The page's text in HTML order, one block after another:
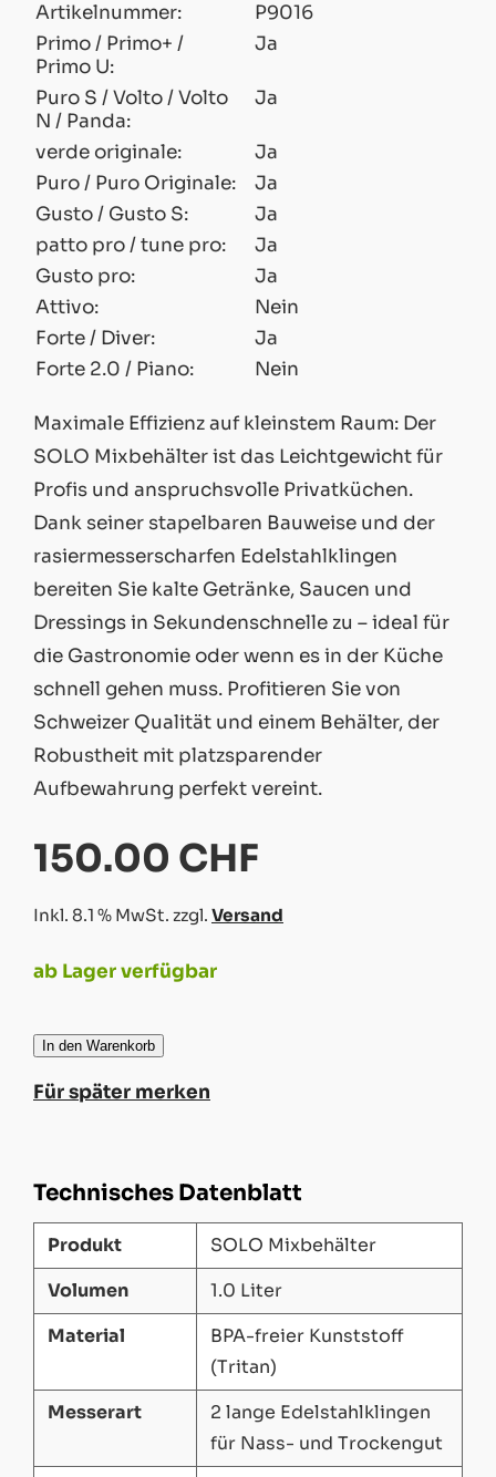
Artikelnummer:
P9016
Primo / Primo+ /
Primo U:
Ja
Puro S / Volto / Volto
N / Panda:
Ja
verde originale:
Ja
Puro / Puro Originale:
Ja
Gusto / Gusto S:
Ja
patto pro / tune pro:
Ja
Gusto pro:
Ja
Attivo:
Nein
Forte / Diver:
Ja
Forte 2.0 / Piano:
Nein
Maximale Effizienz auf kleinstem Raum: Der
SOLO Mixbehälter ist das Leichtgewicht für
Profis und anspruchsvolle Privatküchen.
Dank seiner stapelbaren Bauweise und der
rasiermesserscharfen Edelstahlklingen
bereiten Sie kalte Getränke, Saucen und
Dressings in Sekundenschnelle zu – ideal für
die Gastronomie oder wenn es in der Küche
schnell gehen muss. Profitieren Sie von
Schweizer Qualität und einem Behälter, der
Robustheit mit platzsparender
Aufbewahrung perfekt vereint.
150.00 CHF
Inkl. 8.1 % MwSt. zzgl. Versand
ab Lager verfügbar
In den Warenkorb
Für später merken
Technisches Datenblatt
Produkt
SOLO Mixbehälter
Volumen
1.0 Liter
Material
BPA-freier Kunststoff
(Tritan)
Messerart
2 lange Edelstahlklingen
für Nass- und Trockengut